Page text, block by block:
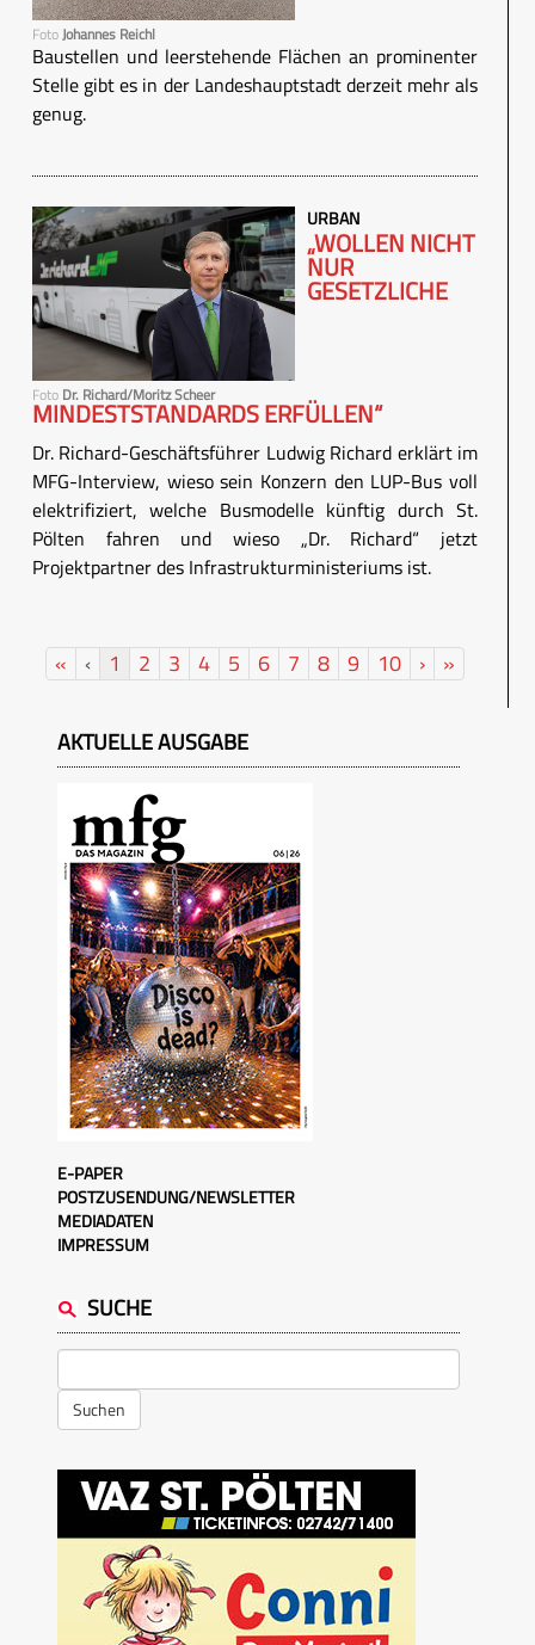
FotoJohannes Reichl
Baustellen und leerstehende Flächen an prominenter
Stelle gibt es in der Landeshauptstadt derzeit mehr als
genug.
Foto Dr. Richard/Moritz Scheer
URBAN
„WOLLEN NICHT
NUR
GESETZLICHE
MINDESTSTANDARDS ERFÜLLEN“
Dr. Richard-Geschäftsführer Ludwig Richard erklärt im
MFG-Interview, wieso sein Konzern den LUP-Bus voll
elektrifiziert, welche Busmodelle künftig durch St.
Pölten fahren und wieso „Dr. Richard“ jetzt
Projektpartner des Infrastrukturministeriums ist.
« ‹ 1 2 3 4 5 6 7 8 9 10 › »
AKTUELLE AUSGABE
E-PAPER
POSTZUSENDUNG/NEWSLETTER
MEDIADATEN
IMPRESSUM
SUCHE
Suchen